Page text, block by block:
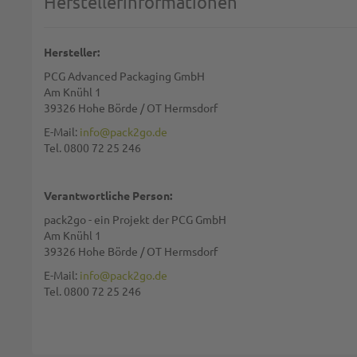
Zusammenfassung:
Hersteller:
PCG Advanced Packaging GmbH
Am Knühl 1
39326 Hohe Börde / OT Hermsdorf
E-Mail: info@pack2go.de
Tel. 0800 72 25 246
Verantwortliche Person:
pack2go - ein Projekt der PCG GmbH
Am Knühl 1
39326 Hohe Börde / OT Hermsdorf
E-Mail: info@pack2go.de
Tel. 0800 72 25 246